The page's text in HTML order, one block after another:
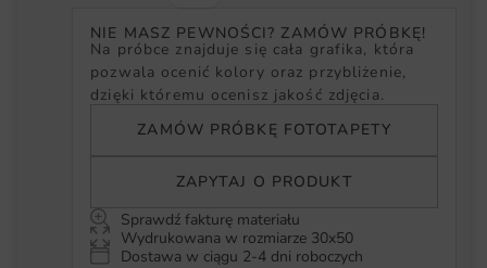
NIE MASZ PEWNOŚCI? ZAMÓW PRÓBKĘ!
Na próbce znajduje się cała grafika, która
pozwala ocenić kolory oraz przybliżenie,
dzięki któremu ocenisz jakość zdjęcia.
ZAMÓW PRÓBKĘ FOTOTAPETY
ZAPYTAJ O PRODUKT
Sprawdź fakturę materiału
Wydrukowana w rozmiarze 30x50
Dostawa w ciągu 2-4 dni roboczych